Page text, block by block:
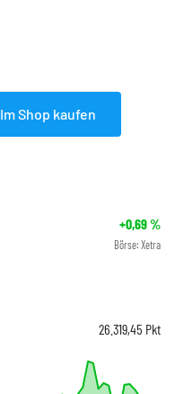
Im Shop kaufen
+0,69%
Börse: Xetra
26.319,45 Pkt